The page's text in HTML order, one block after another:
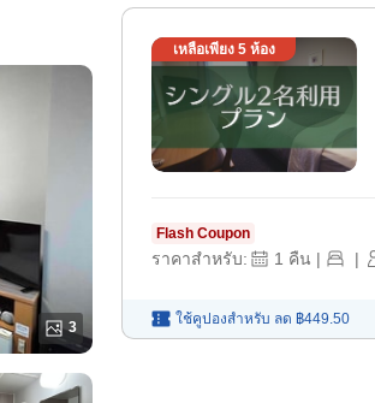
3
เหลือเพียง 5ห้อง
Flash Coupon
ราคาสำหรับ: 1 คืน | |
ใช้คูปองสำหรับ ลด ฿449.50